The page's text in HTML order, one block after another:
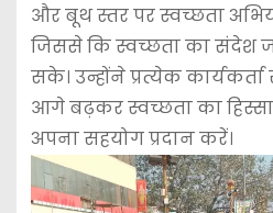
और बूथ स्तर पर स्वच्छता
जिससे कि स्वच्छता का संदेश
सके। उन्होंने प्रत्येक
आगे बढ़कर स्वच्छता का
अपना सहयोग प्रदान करें।